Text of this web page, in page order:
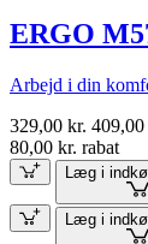
ERGO
Arbejd i din
329,00 kr. 409,00
80,00 kr. rabat
Læg i
Læg i